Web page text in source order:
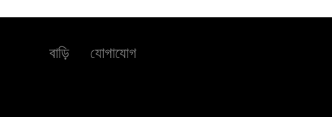
বাড়ি যোগাযোগ